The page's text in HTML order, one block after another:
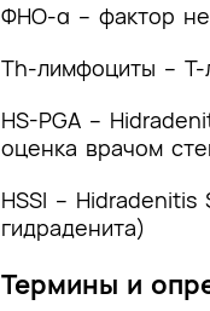
ФНО-α – фактор
Th-лимфоциты –
HS-PGA –
оценка врачом
HSSI –
гидраденита)
Термины и